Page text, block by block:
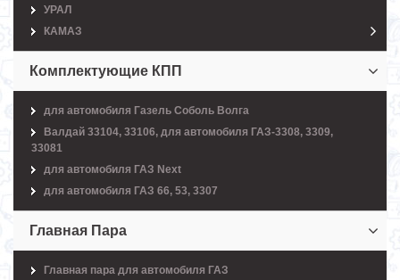
УРАЛ
КАМАЗ
Комплектующие КПП
для автомобиля Газель Соболь Волга
Валдай 33104, 33106, для автомобиля ГАЗ-3308, 3309,
33081
для автомобиля ГАЗ Next
для автомобиля ГАЗ 66, 53, 3307
Главная Пара
Главная пара для автомобиля ГАЗ